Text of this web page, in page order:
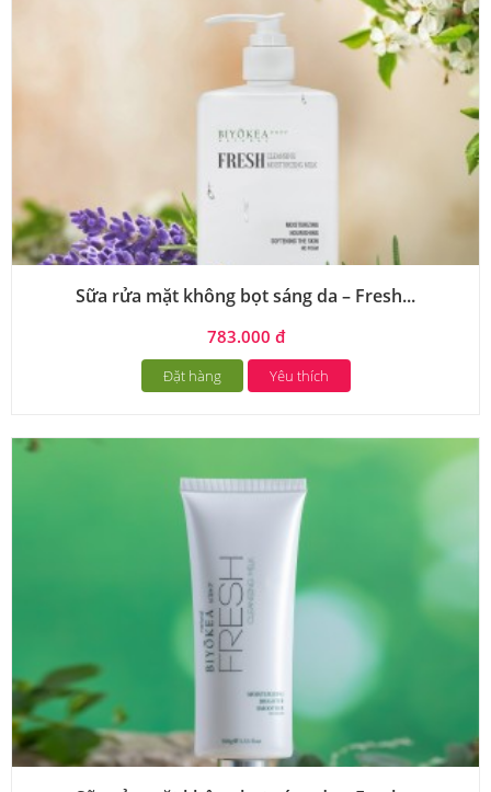
Sữa rửa mặt không bọt sáng da – Fresh...
783.000 đ
Đặt hàng Yêu thích